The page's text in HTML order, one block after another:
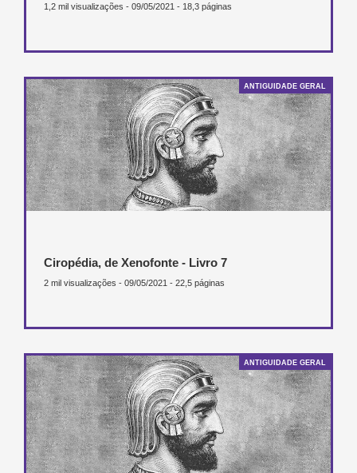
1,2 mil visualizações - 09/05/2021 - 18,3 páginas
ANTIGUIDADE GERAL
Ciropédia, de Xenofonte - Livro 7
2 mil visualizações - 09/05/2021 - 22,5 páginas
ANTIGUIDADE GERAL